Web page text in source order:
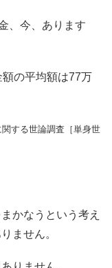
、今、あります
の平均額は77万
する世論調査［単身世
かなうという考え
ません。